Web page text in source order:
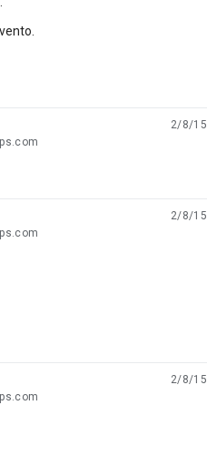
2/8/15
2/8/15
2/8/15